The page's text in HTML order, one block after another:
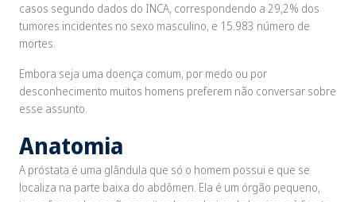
casos segundo dados do INCA, correspondendo a 29,2% dos
tumores incidentes no sexo masculino, e 15.983 número de
mortes.
Embora seja uma doença comum, por medo ou por
desconhecimento muitos homens preferem não conversar sobre
esse assunto.
Anatomia
A próstata é uma glândula que só o homem possui e que se
localiza na parte baixa do abdômen. Ela é um órgão pequeno,